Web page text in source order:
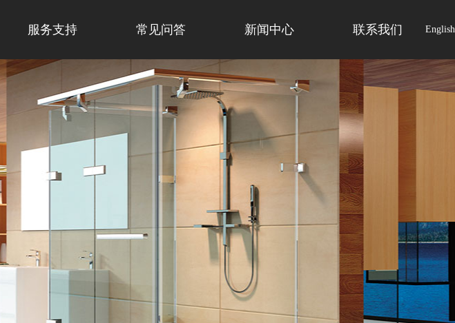
服务支持 常见问答 新闻中心 联系我们 English